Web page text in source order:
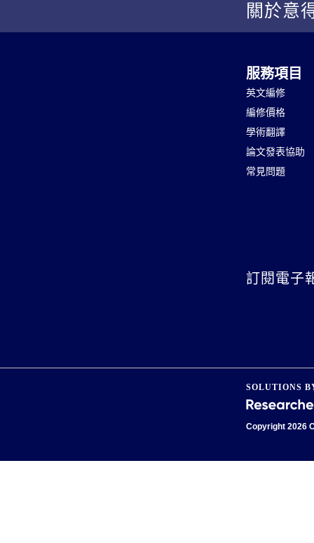
關於意
服務項目
英文編修
編修價格
學術翻譯
論文發表協助
常見問題
訂閱電子
SOLUTIONS
Copyright 2026